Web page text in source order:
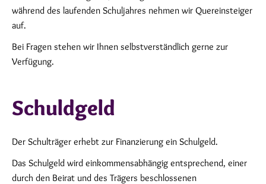
während des laufenden Schuljahres nehmen wir Quereinsteiger
auf.
Bei Fragen stehen wir Ihnen selbstverständlich gerne zur
Verfügung.
Schuldgeld
Der Schulträger erhebt zur Finanzierung ein Schulgeld.
Das Schulgeld wird einkommensabhängig entsprechend, einer
durch den Beirat und des Trägers beschlossenen